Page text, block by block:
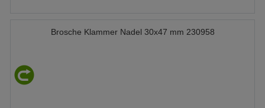
Brosche Klammer Nadel 30x47 mm 230958